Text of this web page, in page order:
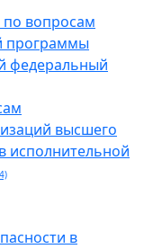
вопросам
программы
федеральный
высшего
исполнительной
в